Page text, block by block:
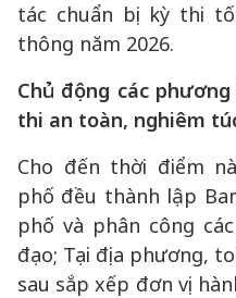
tác chuẩn bị kỳ thi
thông năm 2026.
Chủ động các
thi an toàn, nghiêm
Cho đến thời điểm
phố đều thành lập
phố và phân công
đạo; Tại địa phương,
sau sắp xếp đơn vị